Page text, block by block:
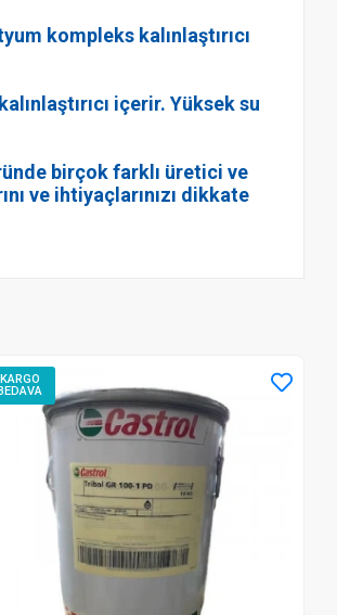
kompleks kalınlaştırıcı
içerir. Yüksek su
birçok farklı üretici ve
ve ihtiyaçlarınızı dikkate
KARGO
BEDAVA